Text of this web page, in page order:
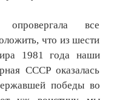
опровергала все
что из шести
1981 года наши
СССР оказалась
победы во